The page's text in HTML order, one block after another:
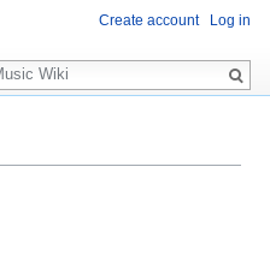
Create account Log in